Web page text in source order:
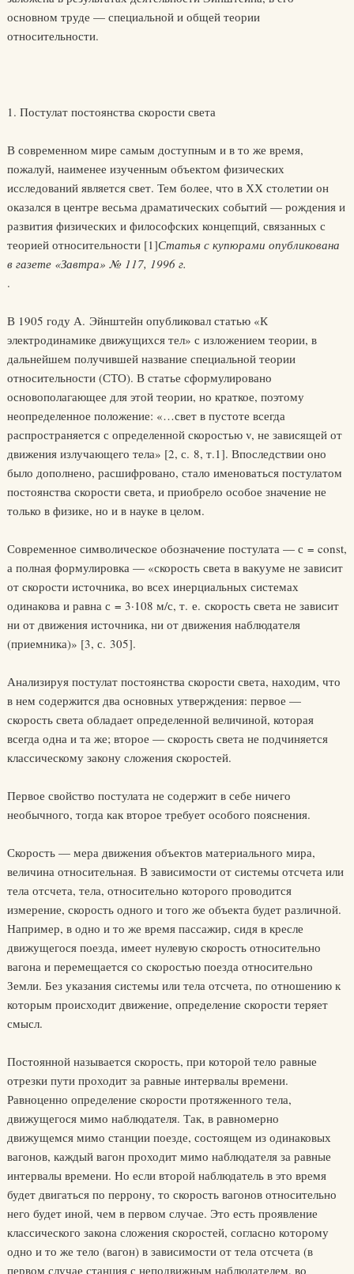
основном труде — специальной и общей теории
относительности.
1. Постулат постоянства скорости света
В современном мире самым доступным и в то же время,
пожалуй, наименее изученным объектом физических
исследований является свет. Тем более, что в ХХ столетии он
оказался в центре весьма драматических событий — рождения и
развития физических и философских концепций, связанных с
теорией относительности [1]Статья с купюрами опубликована
в газете «Завтра» № 117, 1996 г.
.
В 1905 году А. Эйнштейн опубликовал статью «К
электродинамике движущихся тел» с изложением теории, в
дальнейшем получившей название специальной теории
относительности (СТО). В статье сформулировано
основополагающее для этой теории, но краткое, поэтому
неопределенное положение: «…свет в пустоте всегда
распространяется с определенной скоростью v, не зависящей от
движения излучающего тела» [2, с. 8, т.1]. Впоследствии оно
было дополнено, расшифровано, стало именоваться постулатом
постоянства скорости света, и приобрело особое значение не
только в физике, но и в науке в целом.
Современное символическое обозначение постулата — с = const,
а полная формулировка — «скорость света в вакууме не зависит
от скорости источника, во всех инерциальных системах
одинакова и равна с = 3·108 м/с, т. е. скорость света не зависит
ни от движения источника, ни от движения наблюдателя
(приемника)» [3, с. 305].
Анализируя постулат постоянства скорости света, находим, что
в нем содержится два основных утверждения: первое —
скорость света обладает определенной величиной, которая
всегда одна и та же; второе — скорость света не подчиняется
классическому закону сложения скоростей.
Первое свойство постулата не содержит в себе ничего
необычного, тогда как второе требует особого пояснения.
Скорость — мера движения объектов материального мира,
величина относительная. В зависимости от системы отсчета или
тела отсчета, тела, относительно которого проводится
измерение, скорость одного и того же объекта будет различной.
Например, в одно и то же время пассажир, сидя в кресле
движущегося поезда, имеет нулевую скорость относительно
вагона и перемещается со скоростью поезда относительно
Земли. Без указания системы или тела отсчета, по отношению к
которым происходит движение, определение скорости теряет
смысл.
Постоянной называется скорость, при которой тело равные
отрезки пути проходит за равные интервалы времени.
Равноценно определение скорости протяженного тела,
движущегося мимо наблюдателя. Так, в равномерно
движущемся мимо станции поезде, состоящем из одинаковых
вагонов, каждый вагон проходит мимо наблюдателя за равные
интервалы времени. Но если второй наблюдатель в это время
будет двигаться по перрону, то скорость вагонов относительно
него будет иной, чем в первом случае. Это есть проявление
классического закона сложения скоростей, согласно которому
одно и то же тело (вагон) в зависимости от тела отсчета (в
первом случае станция с неподвижным наблюдателем, во